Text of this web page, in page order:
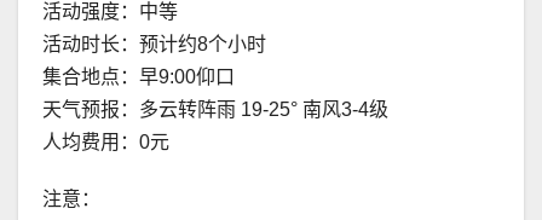
活动强度：中等
活动时长：预计约8个小时
集合地点：早9:00仰口
天气预报：多云转阵雨 19-25° 南风3-4级
人均费用：0元
注意：